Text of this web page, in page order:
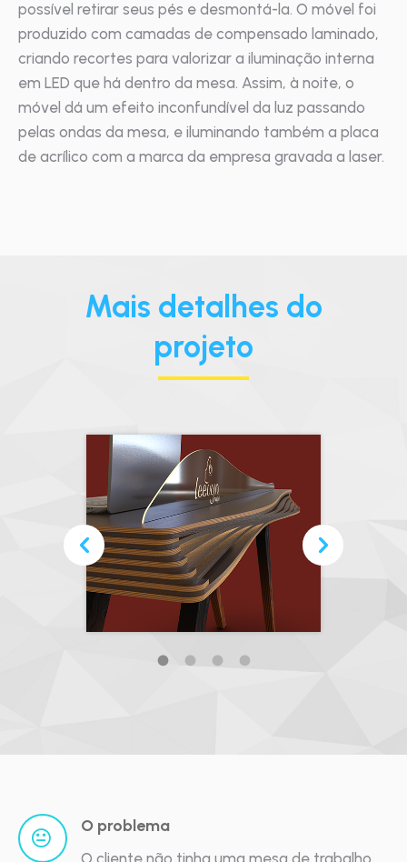
possível retirar seus pés e desmontá-la. O móvel foi
produzido com camadas de compensado laminado,
criando recortes para valorizar a iluminação interna
em LED que há dentro da mesa. Assim, à noite, o
móvel dá um efeito inconfundível da luz passando
pelas ondas da mesa, e iluminando também a placa
de acrílico com a marca da empresa gravada a laser.
Mais detalhes do
projeto
O problema